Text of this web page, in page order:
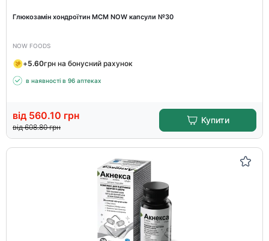
Глюкозамін хондроїтин МСМ NOW капсули №30
NOW FOODS
+5.60грн на бонусний рахунок
в наявності в 96 аптеках
від 560.10 грн
від 608.80грн
Купити